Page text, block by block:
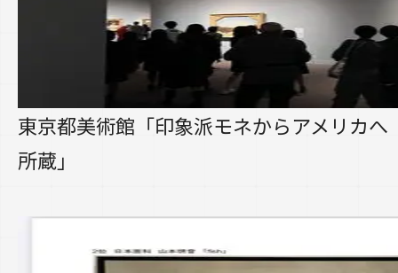
東京都美術館「印象派モネからアメリカ
所蔵」